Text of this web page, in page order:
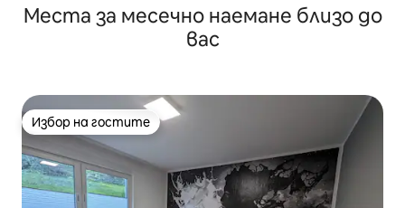
Места за месечно наемане близо до
вас
Избор на гостите
Избор на гостите